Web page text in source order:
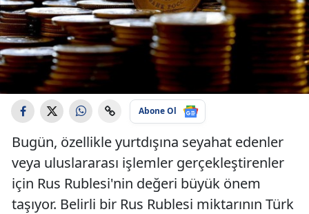
Abone Ol
Bugün, özellikle yurtdışına seyahat edenler
veya uluslararası işlemler gerçekleştirenler
için Rus Rublesi'nin değeri büyük önem
taşıyor. Belirli bir Rus Rublesi miktarının Türk